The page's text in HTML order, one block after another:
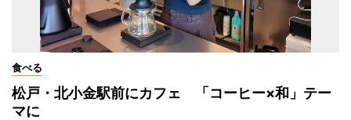
食べる
松戸・北小金駅前にカフェ 「コーヒー×和」テー
マに